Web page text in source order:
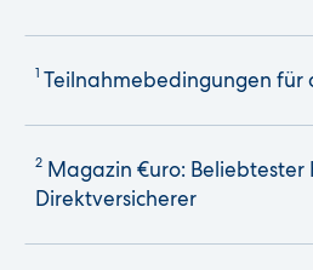
1 Teilnahmebedingungen für
2 Magazin €uro: Beliebtester
Direktversicherer